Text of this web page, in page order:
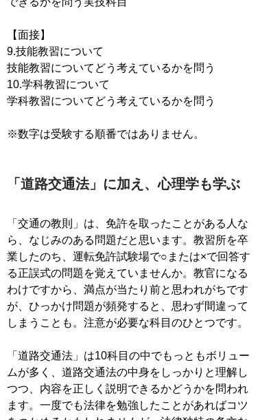
【面接】
9.技能教習について
技能教習についてどう考えているかを問う
10.学科教習について
学科教習についてどう考えているかを問う
※数字は受験する順番ではありません。
「道路交通法」に加え、心理学も学ぶ
「交通の教則」は、免許を取ったことがある人な
ら、なじみのある問題だと思います。教習所を卒
業したのち、運転免許試験場で○または×で回答す
る正誤式の問題を覚えていませんか。教官になる
わけですから、満点が当たり前と思われがちです
が、ひっかけ問題が頻発すると、思わず間違って
しまうことも。注意が必要な科目のひとつです。
「道路交通法」は10科目の中でもっともボリュー
ムが多く、道路交通法の中身をしっかりと理解し
つつ、内容を正しく説明できるかどうかを問われ
ます。一度でも法律を勉強したことがあればコツ